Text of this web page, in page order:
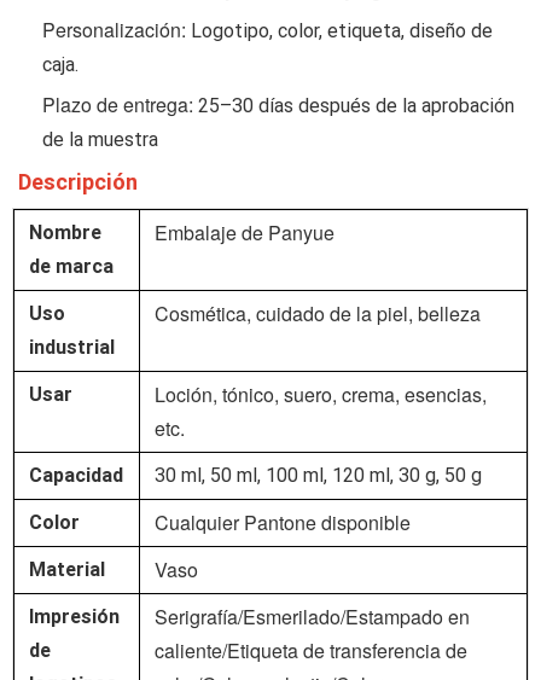
Personalización: Logotipo, color, etiqueta, diseño de
caja.
Plazo de entrega: 25–30 días después de la aprobación
de la muestra
Descripción
Nombre
de marca
Embalaje de Panyue
Uso
industrial
Cosmética, cuidado de la piel, belleza
Usar
Loción, tónico, suero, crema, esencias,
etc.
Capacidad 30 ml, 50 ml, 100 ml, 120 ml, 30 g, 50 g
Color Cualquier Pantone disponible
Material Vaso
Impresión
de
Serigrafía/Esmerilado/Estampado en
caliente/Etiqueta de transferencia de